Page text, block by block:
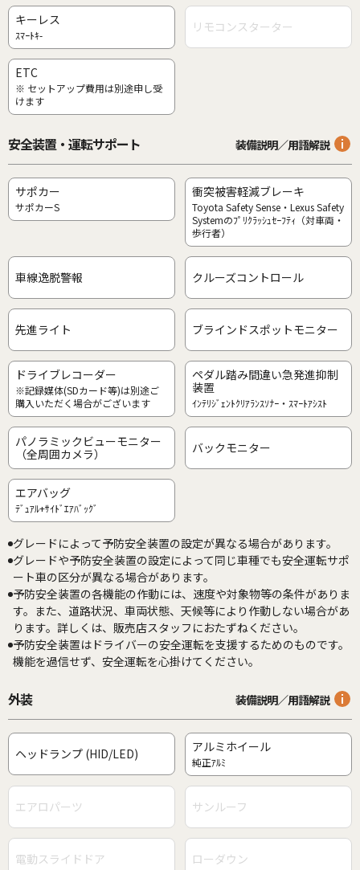
キーレス
ｽﾏｰﾄｷ- リモコンスターター
ETC
※ セットアップ費用は別途申し受
けます
安全装置・運転サポート 装備説明／用語解説
サポカー
サポカーS
衝突被害軽減ブレーキ
Toyota Safety Sense・Lexus Safety
Systemのﾌﾟﾘｸﾗｯｼｭｾｰﾌﾃｨ（対車両・
歩行者）
車線逸脱警報 クルーズコントロール
先進ライト ブラインドスポットモニター
ドライブレコーダー
※記録媒体(SDカード等)は別途ご
購入いただく場合がございます
ペダル踏み間違い急発進抑制
装置
ｲﾝﾃﾘｼﾞｪﾝﾄｸﾘｱﾗﾝｽｿﾅｰ・ｽﾏｰﾄｱｼｽﾄ
パノラミックビューモニター
（全周囲カメラ）
バックモニター
エアバッグ
ﾃﾞｭｱﾙ+ｻｲﾄﾞｴｱﾊﾞｯｸﾞ
グレードによって予防安全装置の設定が異なる場合があります。
グレードや予防安全装置の設定によって同じ車種でも安全運転サポ
ート車の区分が異なる場合があります。
予防安全装置の各機能の作動には、速度や対象物等の条件がありま
す。また、道路状況、車両状態、天候等により作動しない場合があ
ります。詳しくは、販売店スタッフにおたずねください。
予防安全装置はドライバーの安全運転を支援するためのものです。
機能を過信せず、安全運転を心掛けてください。
外装 装備説明／用語解説
ヘッドランプ (HID/LED) アルミホイール
純正ｱﾙﾐ
エアロパーツ サンルーフ
電動スライドドア ローダウン